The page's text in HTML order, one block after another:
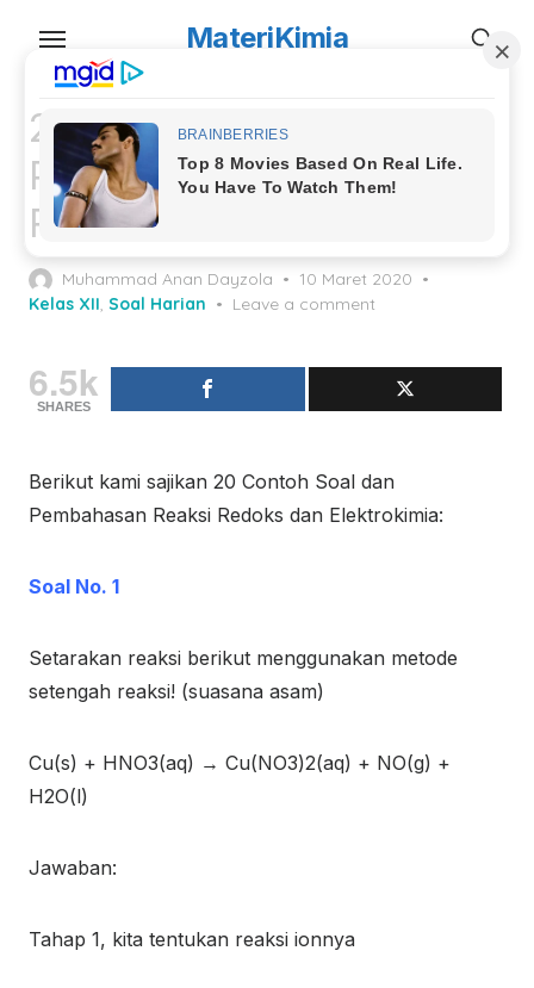
content
MateriKimia
20 Contoh Soal dan
Pembahasan Reaksi
Redoks dan Elektrokimia
Muhammad Anan Dayzola
Posted
on
10 Maret 2020
Kelas XII, Soal Harian Leave a comment
6.5k
SHARES
Berikut kami sajikan 20 Contoh Soal dan
Pembahasan Reaksi Redoks dan Elektrokimia:
Soal No. 1
Setarakan reaksi berikut menggunakan metode
setengah reaksi! (suasana asam)
Cu(s) + HNO3(aq) → Cu(NO3)2(aq) + NO(g) +
H2O(l)
Jawaban:
Tahap 1, kita tentukan reaksi ionnya